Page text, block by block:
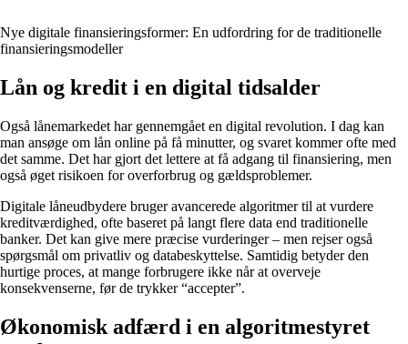
Nye digitale finansieringsformer: En udfordring for de traditionelle
finansieringsmodeller
Lån og kredit i en digital tidsalder
Også lånemarkedet har gennemgået en digital revolution. I dag kan
man ansøge om lån online på få minutter, og svaret kommer ofte med
det samme. Det har gjort det lettere at få adgang til finansiering, men
også øget risikoen for overforbrug og gældsproblemer.
Digitale låneudbydere bruger avancerede algoritmer til at vurdere
kreditværdighed, ofte baseret på langt flere data end traditionelle
banker. Det kan give mere præcise vurderinger – men rejser også
spørgsmål om privatliv og databeskyttelse. Samtidig betyder den
hurtige proces, at mange forbrugere ikke når at overveje
konsekvenserne, før de trykker “accepter”.
Økonomisk adfærd i en algoritmestyret